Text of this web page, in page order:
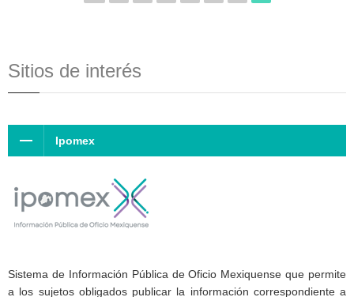
Sitios de interés
Ipomex
Sistema de Información Pública de Oficio Mexiquense que permite
a los sujetos obligados publicar la información correspondiente a